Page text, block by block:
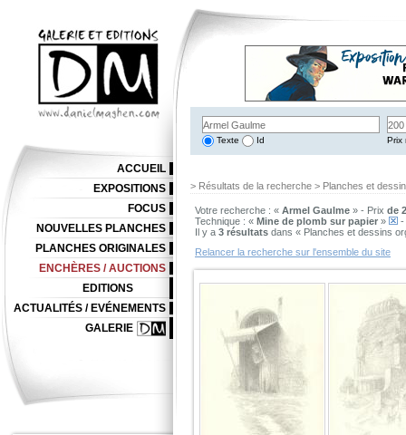
Texte Id Prix
> Résultats de la recherche > Planches et
Votre recherche : « Armel Gaulme » - Prix de
Technique : « Mine de plomb sur papier »
-
Il y a 3 résultats dans « Planches et dessins
Relancer la recherche sur l'ensemble du site
ACCUEIL
EXPOSITIONS
FOCUS
NOUVELLES PLANCHES
PLANCHES ORIGINALES
ENCHÈRES / AUCTIONS
EDITIONS
ACTUALITÉS / EVÉNEMENTS
GALERIE